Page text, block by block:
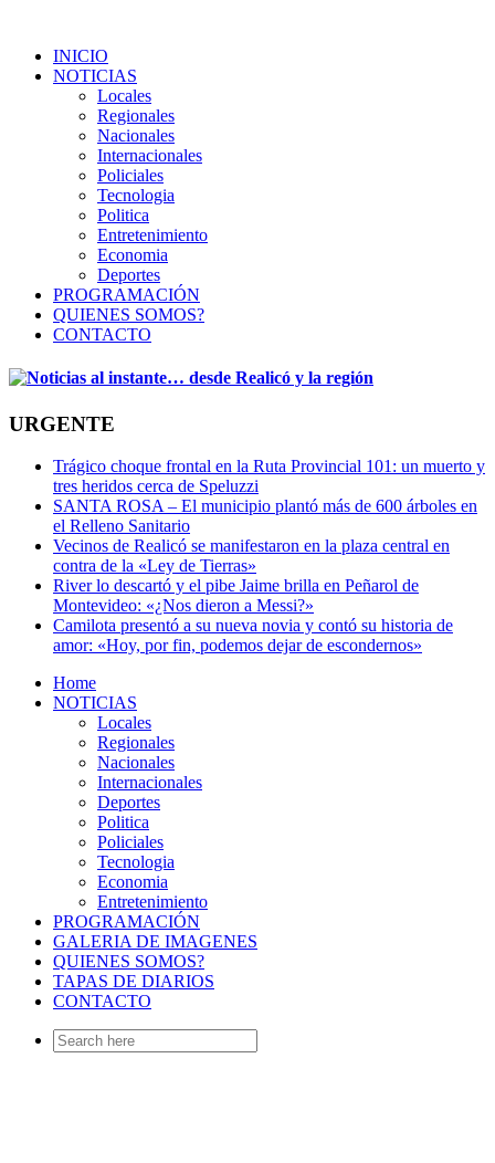
INICIO
NOTICIAS
Locales
Regionales
Nacionales
Internacionales
Policiales
Tecnologia
Politica
Entretenimiento
Economia
Deportes
PROGRAMACIÓN
QUIENES SOMOS?
CONTACTO
URGENTE
Trágico choque frontal en la Ruta Provincial 101: un muerto y
tres heridos cerca de Speluzzi
SANTA ROSA – El municipio plantó más de 600 árboles en
el Relleno Sanitario
Vecinos de Realicó se manifestaron en la plaza central en
contra de la «Ley de Tierras»
River lo descartó y el pibe Jaime brilla en Peñarol de
Montevideo: «¿Nos dieron a Messi?»
Camilota presentó a su nueva novia y contó su historia de
amor: «Hoy, por fin, podemos dejar de escondernos»
Home
NOTICIAS
Locales
Regionales
Nacionales
Internacionales
Deportes
Politica
Policiales
Tecnologia
Economia
Entretenimiento
PROGRAMACIÓN
GALERIA DE IMAGENES
QUIENES SOMOS?
TAPAS DE DIARIOS
CONTACTO
Search
for: